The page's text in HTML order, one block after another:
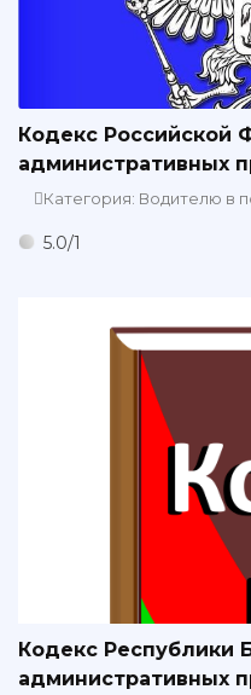
Кодекс Российской
административных
Категория: Водителю в
5.0/1
Кодекс Республики
административных